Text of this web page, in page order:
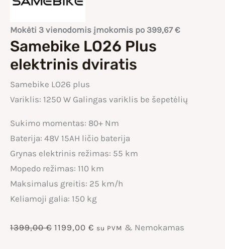
Mokėti 3 vienodomis įmokomis po 399,67€
Samebike LO26 Plus
elektrinis dviratis
Samebike LO26 plus
Variklis: 1250 W Galingas variklis be šepetėlių
Sukimo momentas: 80+ Nm
Baterija: 48V 15AH ličio baterija
Grynas elektrinis režimas: 55 km
Mopedo režimas: 110 km
Maksimalus greitis: 25 km/h
Keliamoji galia: 150 kg
1399,00€ Original
1199,00 € Current
su PVM & Nemokamas